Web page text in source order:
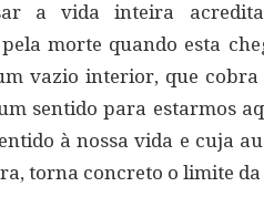
a vida inteira
morte quando esta
vazio interior, que
sentido para estarmos
à nossa vida e cuja
torna concreto o limite